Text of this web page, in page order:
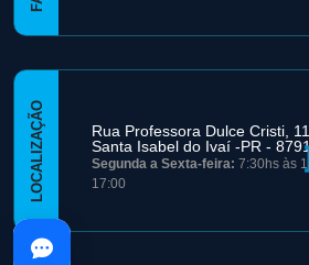
LOCALIZAÇÃO
Rua Professora Dulce Cristi,
Santa Isabel do Ivaí -PR -
Segunda a Sexta-feira: 7:30hs às
17:00